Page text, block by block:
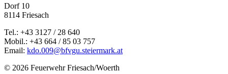
Dorf 10
8114 Friesach
Tel.: +43 3127 / 28 640
Mobil.: +43 664 / 85 03 757
Email: kdo.009@bfvgu.steiermark.at
© 2026 Feuerwehr Friesach/Woerth